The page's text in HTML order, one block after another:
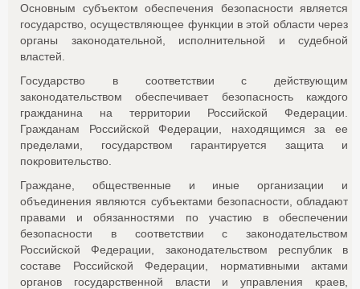
Основным субъектом обеспечения безопасности является
государство, осуществляющее функции в этой области через
органы законодательной, исполнительной и судебной
властей.
Государство в соответствии с действующим
законодательством обеспечивает безопасность каждого
гражданина на территории Российской Федерации.
Гражданам Российской Федерации, находящимся за ее
пределами, государством гарантируется защита и
покровительство.
Граждане, общественные и иные организации и
объединения являются субъектами безопасности, обладают
правами и обязанностями по участию в обеспечении
безопасности в соответствии с законодательством
Российской Федерации, законодательством республик в
составе Российской Федерации, нормативными актами
органов государственной власти и управления краев,